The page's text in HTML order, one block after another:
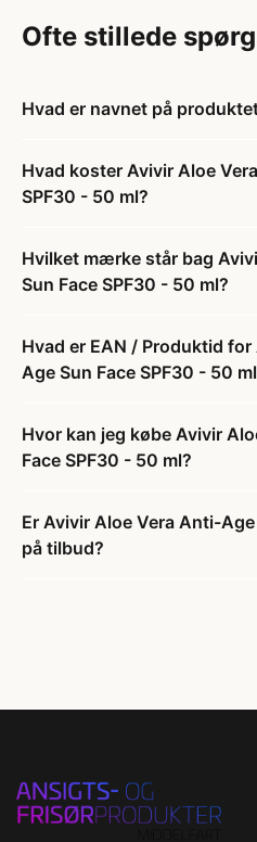
Ofte stillede
Hvad er navnet på
Hvad koster Avivir Aloe
SPF30 - 50 ml?
Hvilket mærke står bag
Sun Face SPF30 - 50 ml?
Hvad er EAN / Produktid
Age Sun Face SPF30 - 50
Hvor kan jeg købe Avivir
Face SPF30 - 50 ml?
Er Avivir Aloe Vera Anti-
på tilbud?